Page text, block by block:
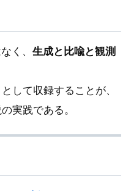
く、 生成と比喩と観測
して収録することが、
実践である。